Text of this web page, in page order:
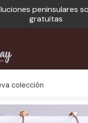
peninsulares
gratuitas
colección